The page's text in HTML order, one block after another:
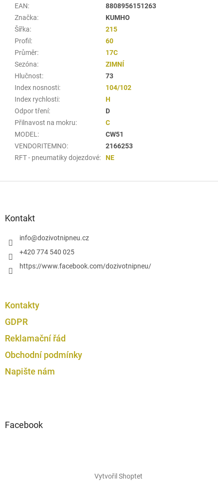
EAN:
8808956151263
Značka:
KUMHO
Šířka:
215
Profil :
60
Průměr:
17C
Sezóna:
ZIMNÍ
Hlučnost:
73
Index nosnosti:
104/102
Index rychlosti:
H
Odpor tření:
D
Přilnavost na mokru:
C
MODEL :
CW51
VENDORITEMNO:
2166253
RFT - pneumatiky dojezdové: NE
Kontakt
info@dozivotnipneu.cz
+420 774 540 025
https://www.facebook.com/dozivotnipneu/
Kontakty
GDPR
Reklamační řád
Obchodní podmínky
Napište nám
Facebook
Vytvořil Shoptet